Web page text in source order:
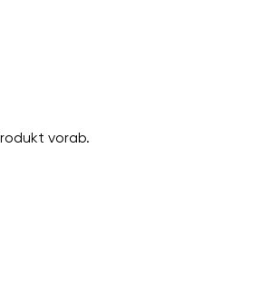
vorab.